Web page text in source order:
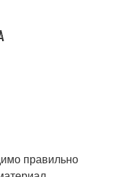
правильно